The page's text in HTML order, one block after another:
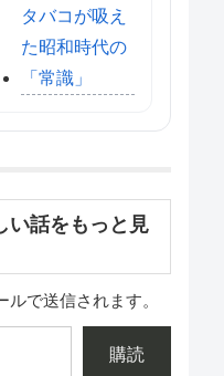
タバコが吸え
た昭和時代の
「常識」
い話をもっと見
で送信されます。
購読